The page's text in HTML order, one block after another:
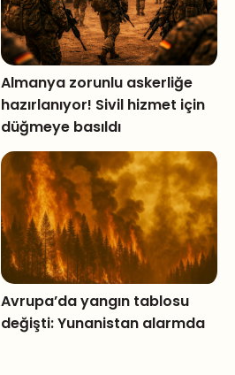
Almanya zorunlu askerliğe
hazırlanıyor! Sivil hizmet için
düğmeye basıldı
Avrupa’da yangın tablosu
değişti: Yunanistan alarmda